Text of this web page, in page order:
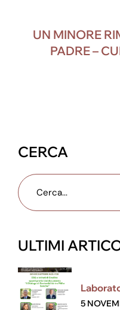
o
k
UN MINORE
PADRE –
CERCA
ULTIMI
5